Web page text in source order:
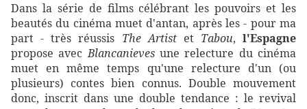
Dans la série de films célébrant les pouvoirs et les
beautés du cinéma muet d'antan, après les - pour ma
part - très réussis The Artistet Tabou, l'Espagne
propose avecBlancanievesune relecture du cinéma
muet en même temps qu'une relecture d'un (ou
plusieurs) contes bien connus. Double mouvement
donc, inscrit dans une double tendance : le revival